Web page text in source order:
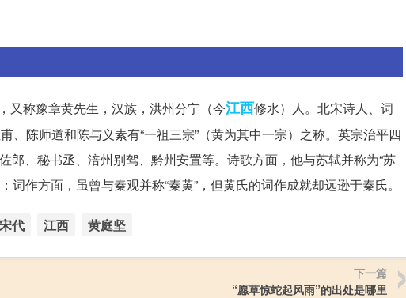
又称豫章黄先生，汉族，洪州分宁（今江西修水）人。北宋诗人、词
陈师道和陈与义素有“一祖三宗”（黄为其中一宗）之称。英宗治平四
、秘书丞、涪州别驾、黔州安置等。诗歌方面，他与苏轼并称为“苏
作方面，虽曾与秦观并称“秦黄”，但黄氏的词作成就却远逊于秦氏。
宋代 江西 黄庭坚
下一篇
“愿草惊蛇起风雨”的出处是哪里